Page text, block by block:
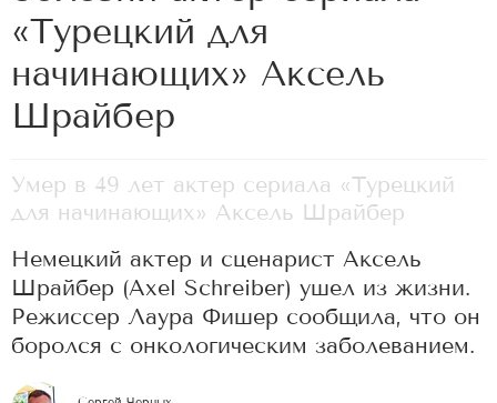
«Турецкий для
начинающих» Аксель
Шрайбер
Умер в 49 лет актер сериала «Турецкий
для начинающих» Аксель Шрайбер
Немецкий актер и сценарист Аксель
Шрайбер (Axel Schreiber) ушел из жизни.
Режиссер Лаура Фишер сообщила, что он
боролся с онкологическим заболеванием.